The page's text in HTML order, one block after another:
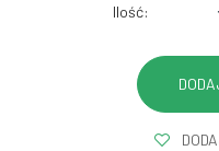
Ilość: